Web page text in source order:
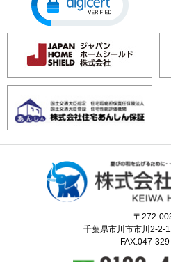
〒272-
千葉県市川市市川2-2-
FAX.047-